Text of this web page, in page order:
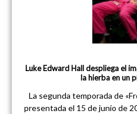
Luke Edward Hall despliega el
la hierba en un
La segunda temporada de
presentada el 15 de junio de